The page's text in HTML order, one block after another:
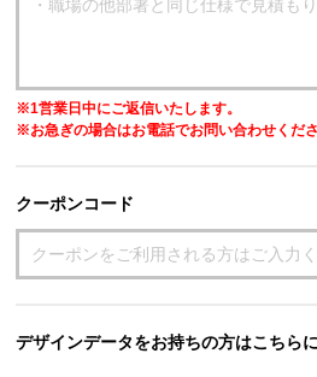
※1営業日中にご返信いたします。
※お急ぎの場合はお電話でお問い合わせくださ
クーポンコード
デザインデータをお持ちの方はこちら